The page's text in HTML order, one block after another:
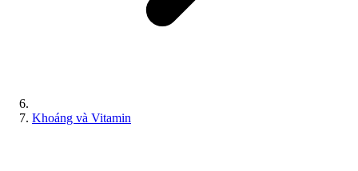
Khoáng và Vitamin